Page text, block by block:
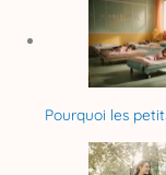
Pourquoi les